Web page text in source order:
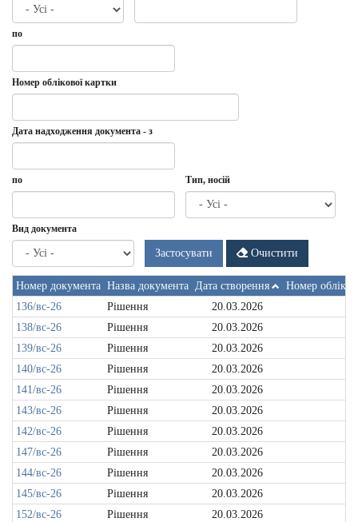
створення
з
по
Дата
по
Номер облікової картки
Дата надходження документа - з
Дата
Дата
надходження
-
з
по
Дата
по
Тип, носій
Вид документа
Застосувати Очистити
Номер документа Назва документа Дата створення
Номер
136/вс-26
Рішення
20.03.2026
138/вс-26
Рішення
20.03.2026
139/вс-26
Рішення
20.03.2026
140/вс-26
Рішення
20.03.2026
141/вс-26
Рішення
20.03.2026
143/вс-26
Рішення
20.03.2026
142/вс-26
Рішення
20.03.2026
147/вс-26
Рішення
20.03.2026
144/вс-26
Рішення
20.03.2026
145/вс-26
Рішення
20.03.2026
152/вс-26
Рішення
20.03.2026